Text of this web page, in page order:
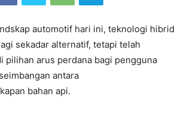
automotif hari ini, teknologi hibrid
sekadar alternatif, tetapi telah
pilihan arus perdana bagi pengguna
antara
bahan api.